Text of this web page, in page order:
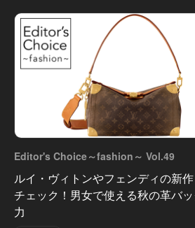
Editor's Choice～fashion～ Vol.49
ルイ・ヴィトンやフェンディの新
チェック！男女で使える秋の革バ
力